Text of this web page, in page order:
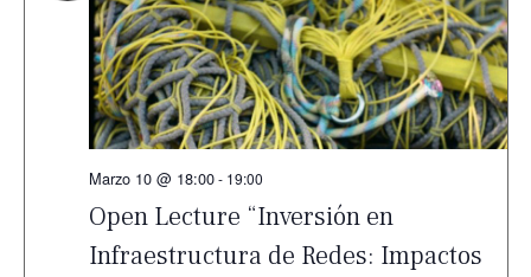
Open Lecture “Inversión en
Infraestructura de Redes: Impactos
Marzo 10 @ 18:00- 19:00